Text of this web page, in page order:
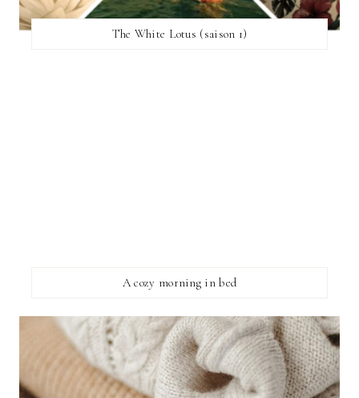
The White Lotus (saison 1)
A cozy morning in bed